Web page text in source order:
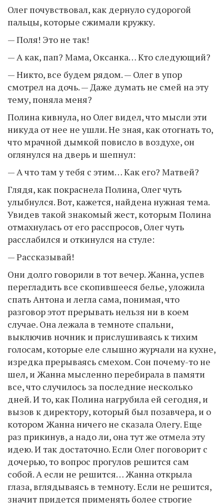
Олег почувствовал, как дернуло судорогой
пальцы, которые сжимали кружку.
— Поля! Это не так!
— А как, пап? Мама, Оксанка… Кто следующий?
— Никто, все будем рядом. — Олег в упор
смотрел на дочь. — Даже думать не смей на эту
тему, поняла меня?
Полина кивнула, но Олег видел, что мысли эти
никуда от нее не ушли. Не зная, как отогнать то,
что мрачной дымкой повисло в воздухе, он
оглянулся на дверь и шепнул:
— А что там у тебя с этим… Как его? Матвей?
Глядя, как покраснела Полина, Олег чуть
улыбнулся. Вот, кажется, найдена нужная тема.
Увидев такой знакомый жест, которым Полина
отмахнулась от его расспросов, Олег чуть
расслабился и откинулся на стуле:
— Рассказывай!
Они долго говорили в тот вечер. Жанна, успев
перегладить все скопившееся белье, уложила
спать Антона и легла сама, понимая, что
разговор этот прерывать нельзя ни в коем
случае. Она лежала в темноте спальни,
выключив ночник и прислушиваясь к тихим
голосам, которые еле слышно журчали на кухне,
изредка прерываясь смехом. Сон почему-то не
шел, и Жанна мысленно перебирала в памяти
все, что случилось за последние несколько
дней. И то, как Полина нагрубила ей сегодня, и
вызов к директору, который был позавчера, и о
котором Жанна ничего не сказала Олегу. Еще
раз прикинув, а надо ли, она тут же отмела эту
идею. И так достаточно. Если Олег поговорит с
дочерью, то вопрос прогулов решится сам
собой. А если не решится… Жанна открыла
глаза, вглядываясь в темноту. Если не решится,
значит придется применять более строгие